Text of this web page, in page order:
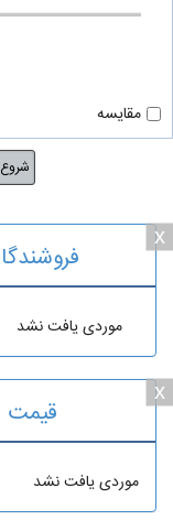
مقایسه
شروع
x
موردی یافت نشد
x
قیمت
موردی یافت نشد